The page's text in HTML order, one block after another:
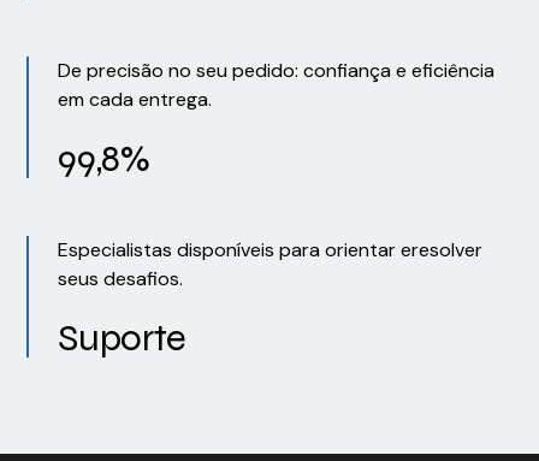
De precisão no seu pedido: confiança e eficiência
em cada entrega.
99,8%
Especialistas disponíveis para orientar eresolver
seus desafios.
Suporte